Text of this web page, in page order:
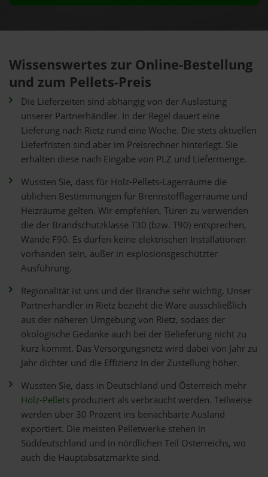
Wissenswertes zur Online-Bestellung
und zum Pellets-Preis
Die Lieferzeiten sind abhängig von der Auslastung
unserer Partnerhändler. In der Regel dauert eine
Lieferung nach Rietz rund eine Woche. Die stets aktuellen
Lieferfristen sind aber im Preisrechner hinterlegt. Sie
erhalten diese nach Eingabe von PLZ und Liefermenge.
Wussten Sie, dass für Holz-Pellets-Lagerräume die
üblichen Bestimmungen für Brennstofflagerräume und
Heizräume gelten. Wir empfehlen, Türen zu verwenden
die der Brandschutzklasse T30 (bzw. T90) entsprechen,
Wände F90. Es dürfen keine elektrischen Installationen
vorhanden sein, außer in explosionsgeschützter
Ausführung.
Regionalität ist uns und der Branche sehr wichtig. Unser
Partnerhändler in Rietz bezieht die Ware ausschließlich
aus der näheren Umgebung von Rietz, sodass der
ökologische Gedanke auch bei der Belieferung nicht zu
kurz kommt. Das Versorgungsnetz wird dabei von Jahr zu
Jahr dichter und die Effizienz in der Zustellung höher.
Wussten Sie, dass in Deutschland und Österreich mehr
Holz-Pellets produziert als verbraucht werden. Teilweise
werden über 30 Prozent ins benachbarte Ausland
exportiert. Die meisten Pelletwerke stehen in
Süddeutschland und in nördlichen Teil Österreichs, wo
auch die Hauptabsatzmärkte sind.